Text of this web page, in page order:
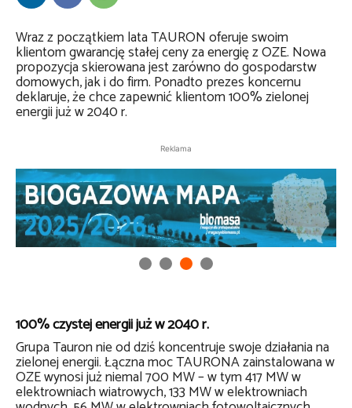
Wraz z początkiem lata TAURON oferuje swoim
klientom gwarancję stałej ceny za energię z OZE. Nowa
propozycja skierowana jest zarówno do gospodarstw
domowych, jak i do firm. Ponadto prezes koncernu
deklaruje, że chce zapewnić klientom 100% zielonej
energii już w 2040 r.
Reklama
100% czystej energii już w 2040 r.
Grupa Tauron nie od dziś koncentruje swoje działania na
zielonej energii. Łączna moc TAURONA zainstalowana w
OZE wynosi już niemal 700 MW – w tym 417 MW w
elektrowniach wiatrowych, 133 MW w elektrowniach